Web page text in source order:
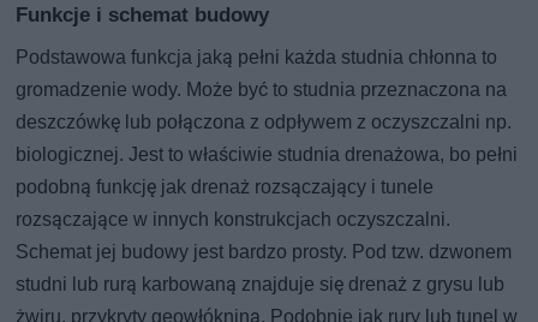
Funkcje i schemat budowy
Podstawowa funkcja jaką pełni każda studnia chłonna to
gromadzenie wody. Może być to studnia przeznaczona na
deszczówkę lub połączona z odpływem z oczyszczalni np.
biologicznej. Jest to właściwie studnia drenażowa, bo pełni
podobną funkcję jak drenaż rozsączający i tunele
rozsączające w innych konstrukcjach oczyszczalni.
Schemat jej budowy jest bardzo prosty. Pod tzw. dzwonem
studni lub rurą karbowaną znajduje się drenaż z grysu lub
żwiru, przykryty geowłókniną. Podobnie jak rury lub tunel w